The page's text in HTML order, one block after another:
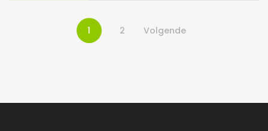
1 2 Volgende